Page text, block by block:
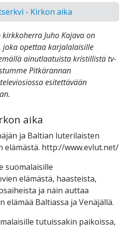
- Kirkon aika
Juho Kajava on
joka opettaa karjalalaisille
ainutlaatuista kristillistä tv-
Pitkärannan
esitettävään
aika
ja Baltian luterilaisten
elämästä. http://www.evlut.net/
suomalaisille
elämästä, haasteista,
ja näin auttaa
Baltiassa ja Venäjällä.
tutuissakin paikoissa,